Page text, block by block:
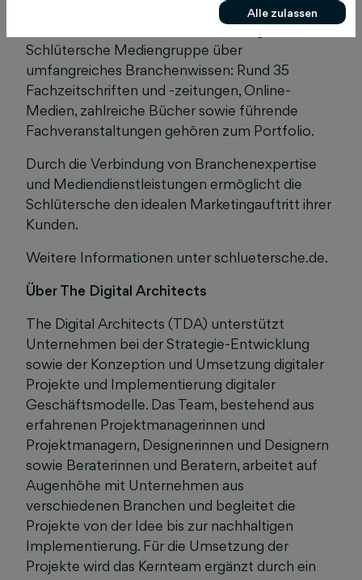
Suchmaschinenmarketing zur optimalen
Sichtbarkeit im Web. Daneben verfügt die
Schlütersche Mediengruppe über
umfangreiches Branchenwissen: Rund 35
Fachzeitschriften und -zeitungen, Online-
Medien, zahlreiche Bücher sowie führende
Fachveranstaltungen gehören zum Portfolio.
Durch die Verbindung von Branchenexpertise
und Mediendienstleistungen ermöglicht die
Schlütersche den idealen Marketingauftritt ihrer
Kunden.
Weitere Informationen unter schluetersche.de.
Über The Digital Architects
The Digital Architects (TDA) unterstützt
Unternehmen bei der Strategie-Entwicklung
sowie der Konzeption und Umsetzung digitaler
Projekte und Implementierung digitaler
Geschäftsmodelle. Das Team, bestehend aus
erfahrenen Projektmanagerinnen und
Projektmanagern, Designerinnen und Designern
sowie Beraterinnen und Beratern, arbeitet auf
Augenhöhe mit Unternehmen aus
verschiedenen Branchen und begleitet die
Projekte von der Idee bis zur nachhaltigen
Implementierung. Für die Umsetzung der
Projekte wird das Kernteam ergänzt durch ein
Alle zulassen